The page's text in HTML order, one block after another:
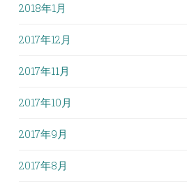
2018年1月
2017年12月
2017年11月
2017年10月
2017年9月
2017年8月